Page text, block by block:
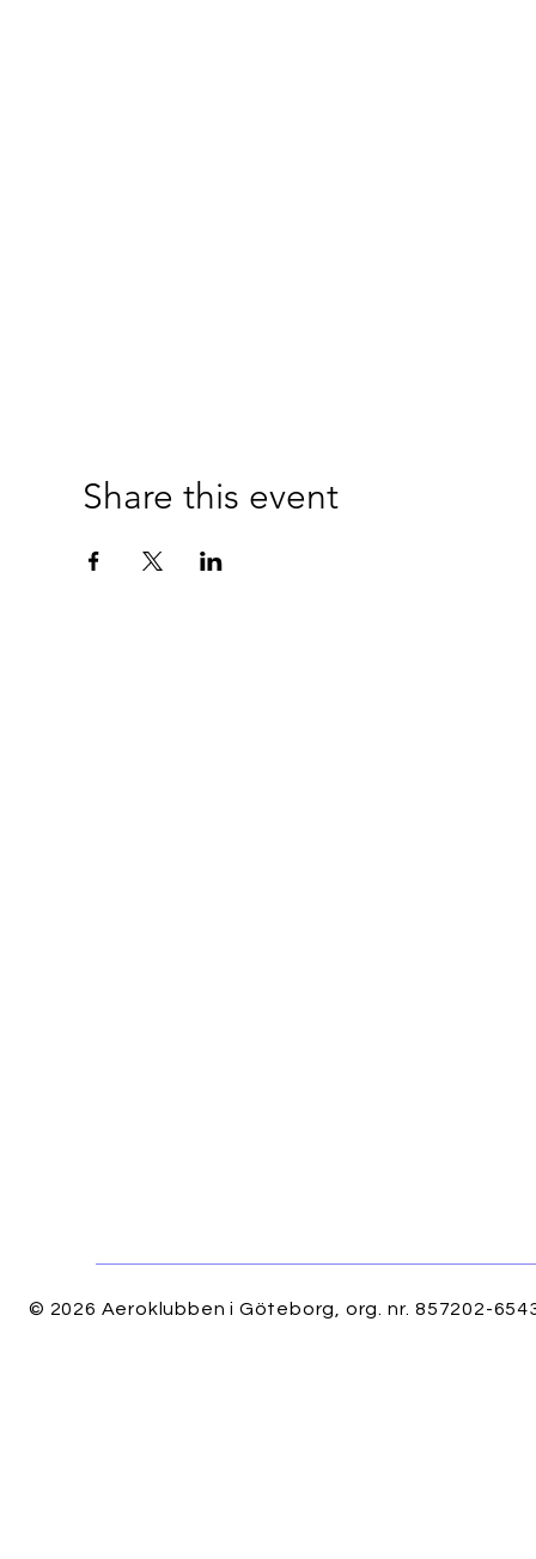
Share this event
© 2026 Aeroklubben i Göteborg, org. nr. 857202-